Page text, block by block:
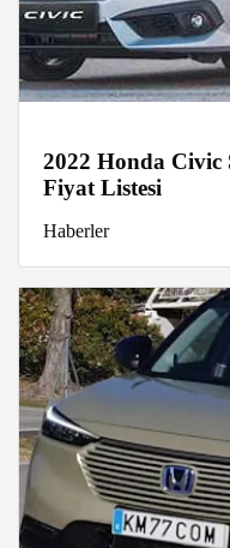
2022 Honda Civic
Fiyat Listesi
Haberler